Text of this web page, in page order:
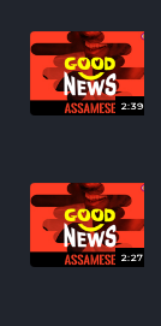
2:39
2:27